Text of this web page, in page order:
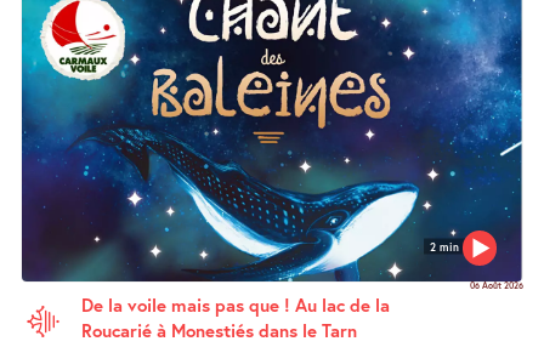
2 min
06 Août 2026
De la voile mais pas que ! Au lac de la
Roucarié à Monestiés dans le Tarn